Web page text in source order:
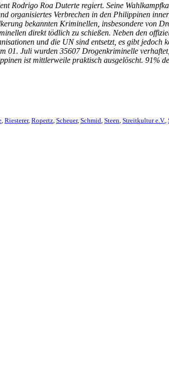
Rodrigo Roa Duterte regiert. Seine
organisiertes Verbrechen in den Philippinen
bekannten Kriminellen, insbesondere von
direkt tödlich zu schießen. Neben den
und die UN sind entsetzt, es gibt jedoch
Juli wurden 35607 Drogenkriminelle
ist mittlerweile praktisch ausgelöscht. 91%
Riesterer, Ropertz Scheuer, Schmid Steen Streitkultur e.V.